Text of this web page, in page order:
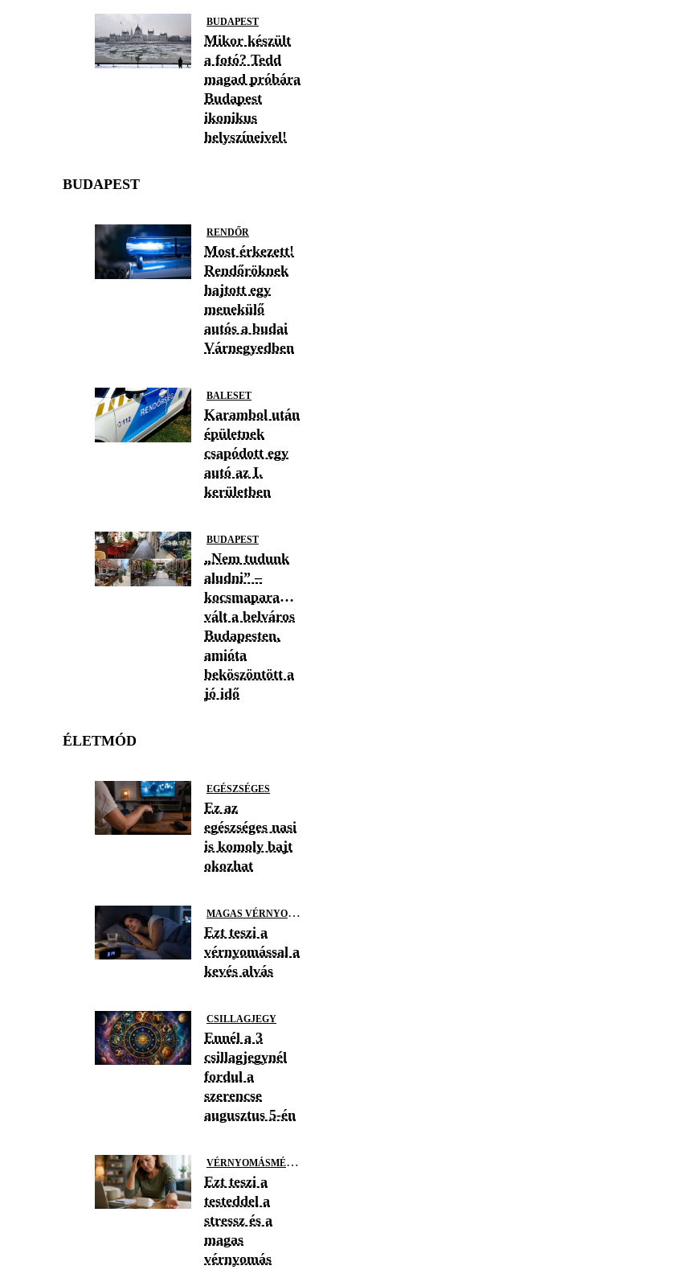
BUDAPEST
Mikor készült
a fotó? Tedd
magad próbára
Budapest
ikonikus
helyszíneivel!
BUDAPEST
RENDŐR
Most érkezett!
Rendőröknek
hajtott egy
menekülő
autós a budai
Várnegyedben
BALESET
Karambol után
épületnek
csapódott egy
autó az I.
kerületben
BUDAPEST
„Nem tudunk
aludni” –
kocsmaparadicsommá
vált a belváros
Budapesten,
amióta
beköszöntött a
jó idő
ÉLETMÓD
EGÉSZSÉGES
Ez az
egészséges nasi
is komoly bajt
okozhat
M
AGAS VÉRNYOMÁS
Ezt teszi a
vérnyomással a
kevés alvás
CSILLAGJEGY
Ennél a 3
csillagjegynél
fordul a
szerencse
augusztus 5-én
V
ÉRNYOMÁSMÉRÉS
Ezt teszi a
testeddel a
stressz és a
magas
vérnyomás